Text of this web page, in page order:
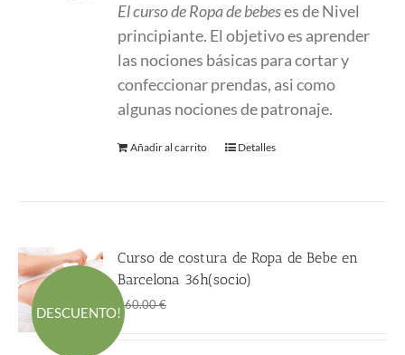
era:
220.00 €.
es:
145.00 €.
El curso de Ropa de bebeses de Nivel
principiante. El objetivo es aprender
las nociones básicas para cortar y
confeccionar prendas, asi como
algunas nociones de patronaje.
Añadir al carrito Detalles
DESCUENTO!
Curso de costura de Ropa de Bebe en
Barcelona 36h(socio)
660.00€